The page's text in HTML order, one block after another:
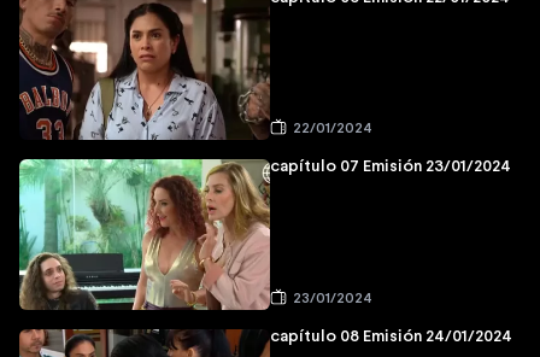
22/01/2024
capítulo 07 Emisión 23/01/2024
23/01/2024
capítulo 08 Emisión 24/01/2024